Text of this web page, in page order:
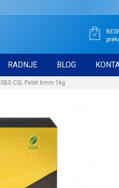
RADNJE BLOG
SBS CSL Pelet 6mm 1kg